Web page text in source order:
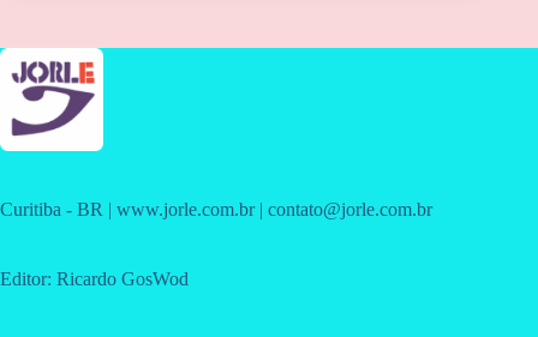
Curitiba - BR | www.jorle.com.br | contato@jorle.com.br
Editor: Ricardo GosWod